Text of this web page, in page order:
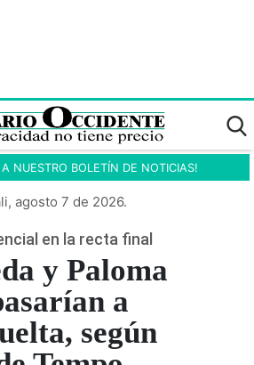
A NUESTRO BOLETÍN DE NOTICIAS!
agosto 7 de 2026.
en la recta final
y Paloma
a
según